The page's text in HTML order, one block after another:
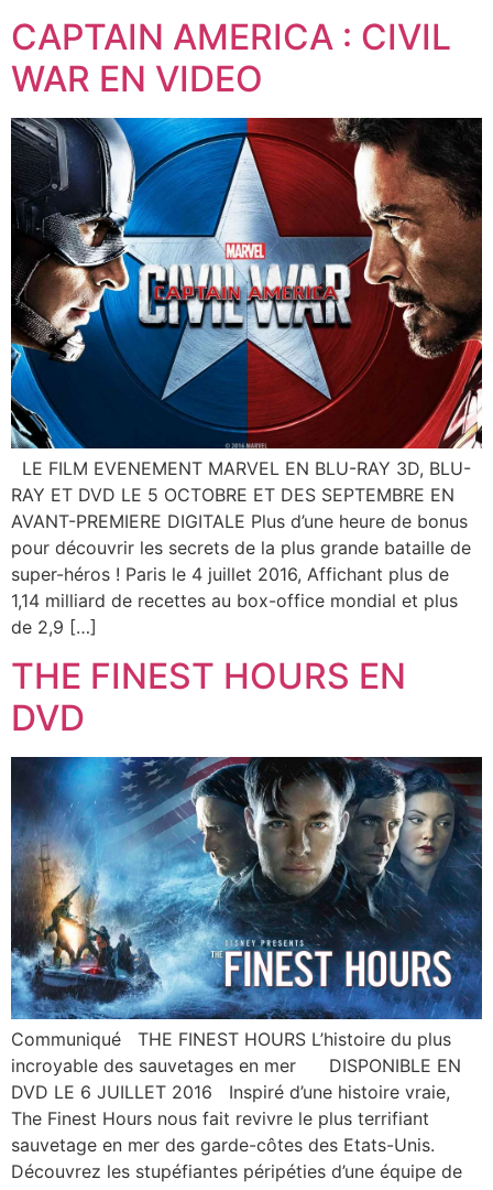
CAPTAIN AMERICA : CIVIL
WAR EN VIDEO
LE FILM EVENEMENT MARVEL EN BLU-RAY 3D, BLU-
RAY ET DVD LE 5 OCTOBRE ET DES SEPTEMBRE EN
AVANT-PREMIERE DIGITALE Plus d’une heure de bonus
pour découvrir les secrets de la plus grande bataille de
super-héros ! Paris le 4 juillet 2016, Affichant plus de
1,14 milliard de recettes au box-office mondial et plus
de 2,9 […]
THE FINEST HOURS EN
DVD
Communiqué THE FINEST HOURS L’histoire du plus
incroyable des sauvetages en mer DISPONIBLE EN
DVD LE 6 JUILLET 2016 Inspiré d’une histoire vraie,
The Finest Hours nous fait revivre le plus terrifiant
sauvetage en mer des garde-côtes des Etats-Unis.
Découvrez les stupéfiantes péripéties d’une équipe de